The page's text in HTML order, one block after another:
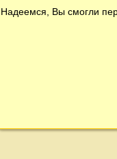
Надеемся, Вы смогли